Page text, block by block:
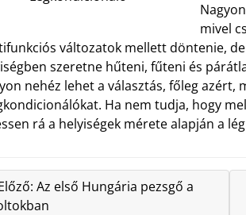
mivel
változatok mellett döntenie,
szeretne hűteni, fűteni és
nehéz lehet a választás, főleg
Ha nem tudja, hogy
rá a helyiségek mérete alapján a
Az első Hungária pezsgő a